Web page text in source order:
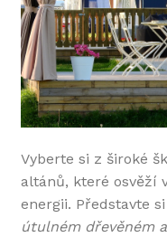
Vyberte si z široké
altánů, které osvěží
energii. Představte
útulném dřevěném